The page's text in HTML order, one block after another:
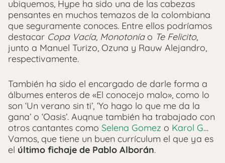
ubiquemos, Hype ha sido una de las cabezas
pensantes en muchos temazos de la colombiana
que seguramente conoces. Entre ellos podríamos
destacar Copa Vacía, Monotoníao Te Felicito,
junto a Manuel Turizo, Ozuna y Rauw Alejandro,
respectivamente.
También ha sido el encargado de darle forma a
álbumes enteros de «El conocejo malo», como lo
son ‘Un verano sin ti’, ‘Yo hago lo que me da la
gana’ o ‘Oasis’. Auqnue también ha trabajado con
otros cantantes como Selena Gomez o Karol G…
Vamos, que tiene un buen currículum el que ya es
el último fichaje de Pablo Alborán.